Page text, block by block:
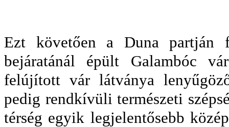
Ezt követően a Duna partján
bejáratánál épült Galambóc
felújított vár látványa
pedig rendkívüli természeti
térség egyik legjelentősebb